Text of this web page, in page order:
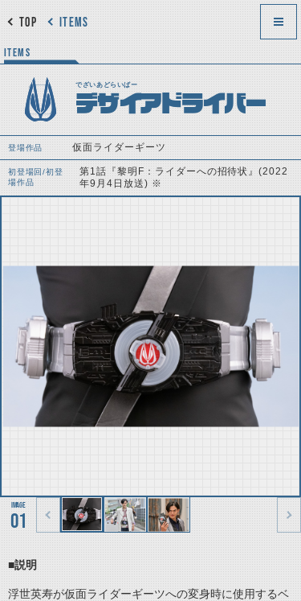
ITEMS
TOP
ITEMS
でざいあどらいばー
デザイアドライバー
登場作品 仮面ライダーギーツ
初登場回/初登
場作品
第1話『黎明F：ライダーへの招待状』(2022
年9月4日放送) ※
01
■説明
浮世英寿が仮面ライダーギーツへの変身時に使用するベ